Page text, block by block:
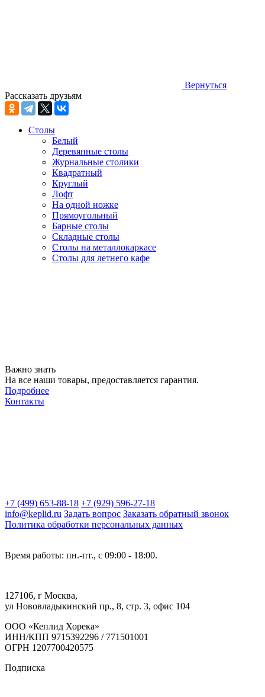
Вернуться
Рассказать друзьям
Столы
Белый
Деревянные столы
Журнальные столики
Квадратный
Круглый
Лофт
На одной ножке
Прямоугольный
Барные столы
Складные столы
Столы на металлокаркасе
Столы для летнего кафе
Важно знать
На все наши товары, предоставляется гарантия.
Подробнее
Контакты
+7 (499) 653-88-18 +7 (929) 596-27-18
info@keplid.ru Задать вопрос Заказать обратный звонок
Политика обработки персональных данных
Время работы: пн.-пт., с 09:00 - 18:00.
127106, г Москва,
ул Нововладыкинский пр., 8, стр. 3, офис 104
ООО «Кеплид Хорека»
ИНН/КПП 9715392296 / 771501001
ОГРН 1207700420575
Подписка